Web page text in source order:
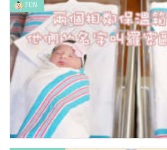
舊愛結婚了，新娘不是我 – 最後的疼愛是
FUN